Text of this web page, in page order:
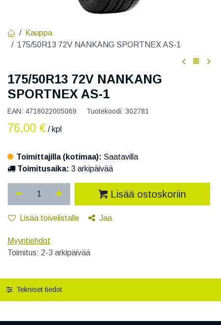
Kauppa
175/50R13 72V NANKANG SPORTNEX AS-1
175/50R13 72V NANKANG
SPORTNEX AS-1
EAN: 4718022005069 Tuotekoodi: 302781
76,00 € / kpl
Toimittajilla (kotimaa): Saatavilla
Toimitusaika: 3 arkipäivää
Lisää ostoskoriin
Lisää toivelistalle Jaa
Myyntiehdot
Toimitus: 2-3 arkipäivää
Tekniset tiedot